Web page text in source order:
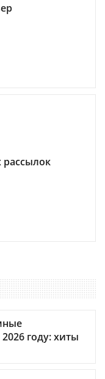
рассылок
году: хиты